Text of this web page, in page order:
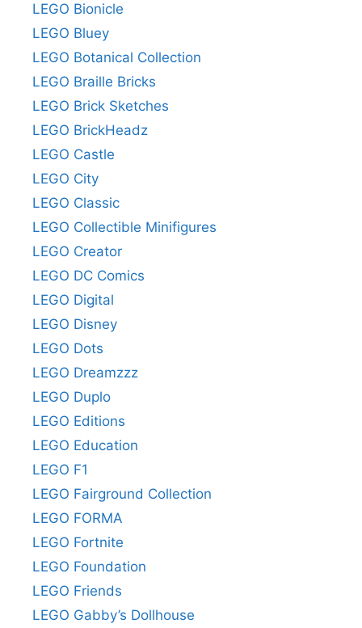
LEGO Bionicle
LEGO Bluey
LEGO Botanical Collection
LEGO Braille Bricks
LEGO Brick Sketches
LEGO BrickHeadz
LEGO Castle
LEGO City
LEGO Classic
LEGO Collectible Minifigures
LEGO Creator
LEGO DC Comics
LEGO Digital
LEGO Disney
LEGO Dots
LEGO Dreamzzz
LEGO Duplo
LEGO Editions
LEGO Education
LEGO F1
LEGO Fairground Collection
LEGO FORMA
LEGO Fortnite
LEGO Foundation
LEGO Friends
LEGO Gabby’s Dollhouse